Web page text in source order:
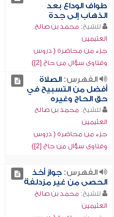
طواف الوداع بعد
الذهاب إلى جدة
للشيخ: محمد بن صالح
العثيمين
جزء من محاضرة ( دروس
وفتاوى سؤال من حاج [2])
الفهرس:الصلاة
أفضل من التسبيح في
حق الحاج وغيره
للشيخ: محمد بن صالح
العثيمين
جزء من محاضرة ( دروس
وفتاوى سؤال من حاج [2])
الفهرس:جواز أخذ
الحصى من غير مزدلفة
للشيخ: محمد بن صالح
العثيمين